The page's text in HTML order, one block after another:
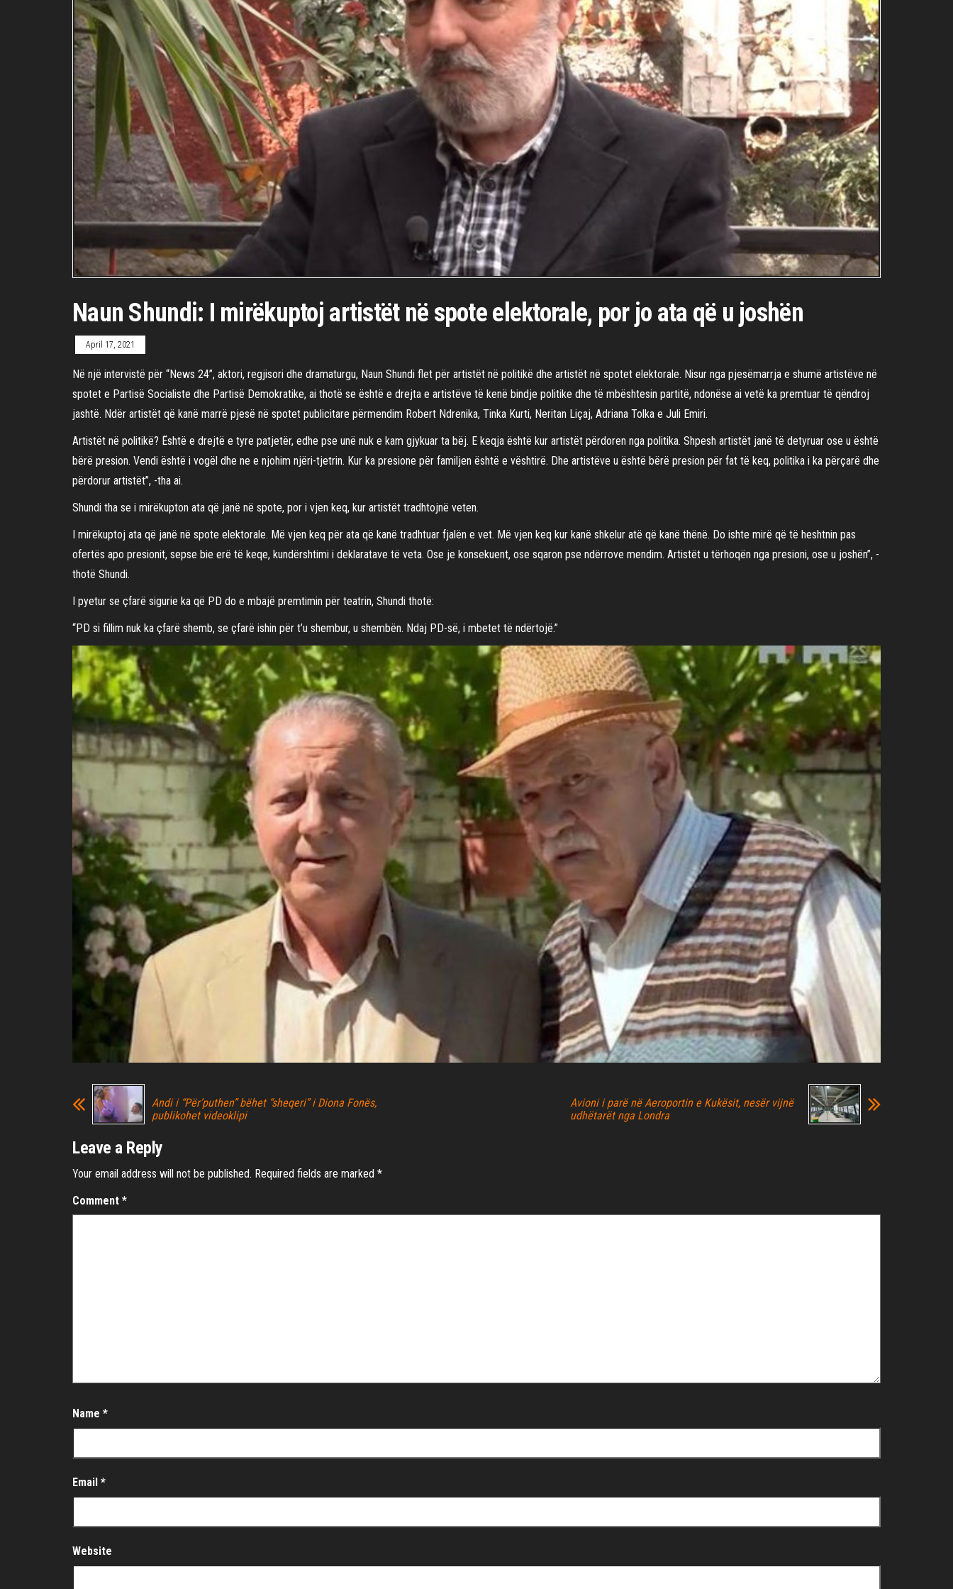
Naun Shundi: I mirëkuptoj artistët në spote elektorale, por jo ata që u joshën
April 17, 2021
Në një intervistë për “News 24”, aktori, regjisori dhe dramaturgu, Naun Shundi flet për artistët në politikë dhe artistët në spotet elektorale. Nisur nga pjesëmarrja e shumë artistëve në
spotet e Partisë Socialiste dhe Partisë Demokratike, ai thotë se është e drejta e artistëve të kenë bindje politike dhe të mbështesin partitë, ndonëse ai vetë ka premtuar të qëndroj
jashtë. Ndër artistët që kanë marrë pjesë në spotet publicitare përmendim Robert Ndrenika, Tinka Kurti, Neritan Liçaj, Adriana Tolka e Juli Emiri.
Artistët në politikë? Është e drejtë e tyre patjetër, edhe pse unë nuk e kam gjykuar ta bëj. E keqja është kur artistët përdoren nga politika. Shpesh artistët janë të detyruar ose u është
bërë presion. Vendi është i vogël dhe ne e njohim njëri-tjetrin. Kur ka presione për familjen është e vështirë. Dhe artistëve u është bërë presion për fat të keq, politika i ka përçarë dhe
përdorur artistët”, -tha ai.
Shundi tha se i mirëkupton ata që janë në spote, por i vjen keq, kur artistët tradhtojnë veten.
I mirëkuptoj ata që janë në spote elektorale. Më vjen keq për ata që kanë tradhtuar fjalën e vet. Më vjen keq kur kanë shkelur atë që kanë thënë. Do ishte mirë që të heshtnin pas
ofertës apo presionit, sepse bie erë të keqe, kundërshtimi i deklaratave të veta. Ose je konsekuent, ose sqaron pse ndërrove mendim. Artistët u tërhoqën nga presioni, ose u joshën”, -
thotë Shundi.
I pyetur se çfarë sigurie ka që PD do e mbajë premtimin për teatrin, Shundi thotë:
“PD si fillim nuk ka çfarë shemb, se çfarë ishin për t’u shembur, u shembën. Ndaj PD-së, i mbetet të ndërtojë.”
Andi i “Për’puthen” bëhet “sheqeri” i Diona Fonës,
publikohet videoklipi
Avioni i parë në Aeroportin e Kukësit, nesër vijnë
udhëtarët nga Londra
Leave a Reply
Your email address will not be published. Required fields are marked *
Comment *
Name *
Email *
Website